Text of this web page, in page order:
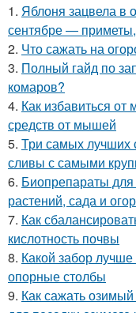
1. Яблоня зацвела в
сентябре —
2. Что сажать на
3. Полный гайд по
комаров?
4. Как избавиться
средств от мышей
5. Три самых лучших
сливы с самыми
6. Биопрепараты
растений, сада и
7. Как
кислотность почвы
8. Какой забор
опорные столбы
9. Как сажать